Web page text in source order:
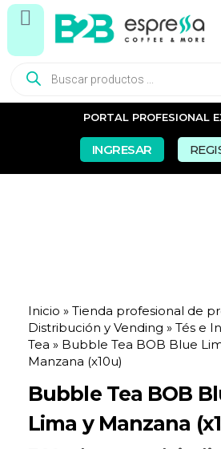
PORTAL PROFESIONAL
INGRESAR
Inicio » Tienda profesional de
Distribución y Vending » Tés e
Tea » Bubble Tea BOB Blue
Manzana (x10u)
Bubble Tea BOB
Lima y Manzana